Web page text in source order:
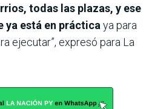
todas las plazas, y ese
ya está en prácticaya para
ejecutar”, expresó para La